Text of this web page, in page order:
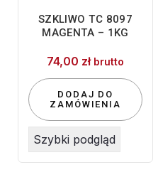
SZKLIWO TC 8097
MAGENTA – 1KG
74,00 zł brutto
DODAJ DO
ZAMÓWIENIA
Szybki podgląd